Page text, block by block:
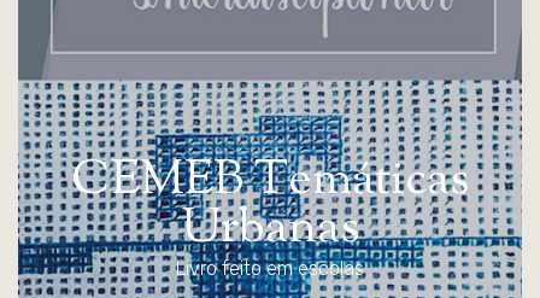
CEMEBTemáticas
Urbanas
Livro feito em escolas